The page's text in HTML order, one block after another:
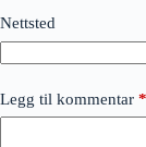
Nettsted
Legg til kommentar *